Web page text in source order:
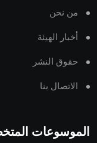
من نحن
أخبار الهيئة
حقوق النشر
الاتصال بنا
الموسوعات